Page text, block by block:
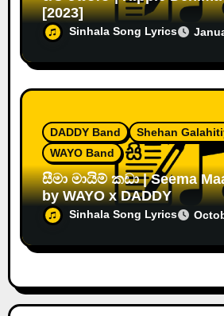
[2023]
Sinhala Song Lyrics
DADDY Band
Shehan
WAYO Band
සීමා මායිම් කඩා | Seema Maayim Kadaa
by WAYO x DADDY
Sinhala Song Lyrics